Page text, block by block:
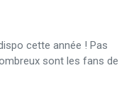
cette année ! Pas
sont les fans de